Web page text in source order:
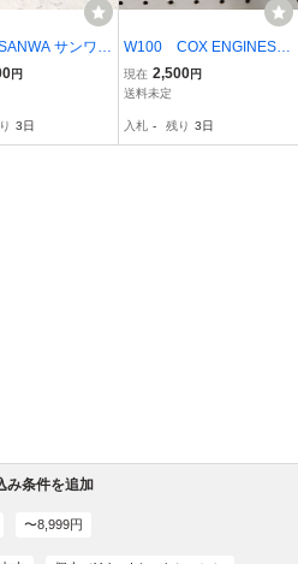
サンワ
パーマイクロ
555 未開封
円
3日
W100 COX ENGINES
CYLINDER PISTON-ROD
シリンダーピストンロッ
未開封 長期保管品
現在 2,500円
送料未定
入札 - 残り 3日
み条件を追加
〜8,999円